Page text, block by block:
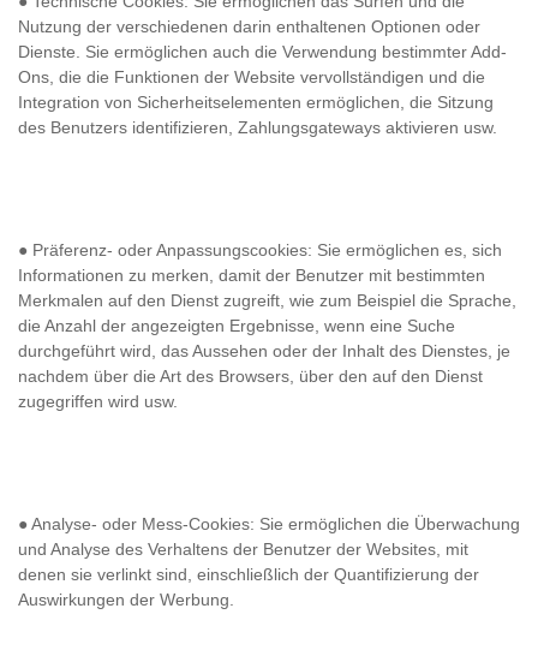
Nutzung der verschiedenen darin enthaltenen Optionen oder
Dienste. Sie ermöglichen auch die Verwendung bestimmter Add-
Ons, die die Funktionen der Website vervollständigen und die
Integration von Sicherheitselementen ermöglichen, die Sitzung
des Benutzers identifizieren, Zahlungsgateways aktivieren usw.
● Präferenz- oder Anpassungscookies: Sie ermöglichen es, sich
Informationen zu merken, damit der Benutzer mit bestimmten
Merkmalen auf den Dienst zugreift, wie zum Beispiel die Sprache,
die Anzahl der angezeigten Ergebnisse, wenn eine Suche
durchgeführt wird, das Aussehen oder der Inhalt des Dienstes, je
nachdem über die Art des Browsers, über den auf den Dienst
zugegriffen wird usw.
●Analyse- oder Mess-Cookies: Sie ermöglichen die Überwachung
und Analyse des Verhaltens der Benutzer der Websites, mit
denen sie verlinkt sind, einschließlich der Quantifizierung der
Auswirkungen der Werbung.